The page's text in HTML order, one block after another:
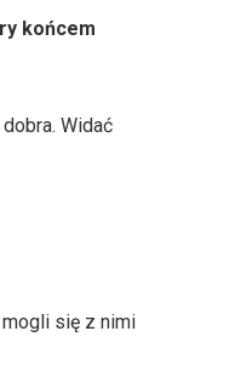
końcem
Widać
się z nimi